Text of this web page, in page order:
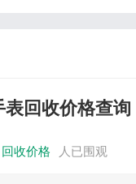
回收价格查询
回收价格 人已围观